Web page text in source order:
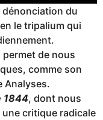
dénonciation du
le tripalium qui
permet de nous
comme son
Analyses.
1844, dont nous
critique radicale